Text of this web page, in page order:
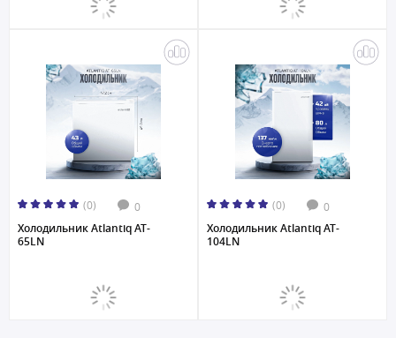
(0) 0
Холодильник Atlantiq AT-
65LN
(0) 0
Холодильник Atlantiq AT-
104LN